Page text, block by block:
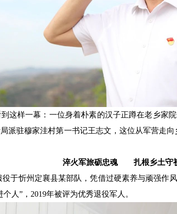
到这样一幕：一位身着朴素的汉子正蹲在老乡家
派驻穆家洼村第一书记王志文，这位从军营走
淬火军旅砺忠魂 扎根乡土守
役于忻州定襄县某部队，凭借过硬素养与顽强作
人”，2019年被评为优秀退役军人。